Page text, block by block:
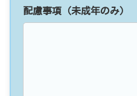
配慮事項（未成年のみ）